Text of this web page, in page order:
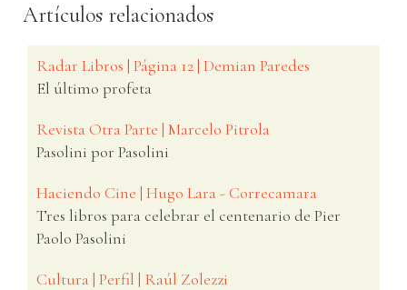
Artículos relacionados
Radar Libros | Página 12 | Demian Paredes
El último profeta
Revista Otra Parte | Marcelo Pitrola
Pasolini por Pasolini
Haciendo Cine | Hugo Lara - Correcamara
Tres libros para celebrar el centenario de Pier
Paolo Pasolini
Cultura | Perfil | Raúl Zolezzi